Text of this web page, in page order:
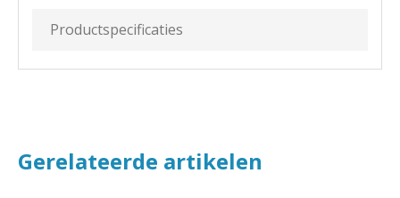
Productspecificaties
Gerelateerde artikelen